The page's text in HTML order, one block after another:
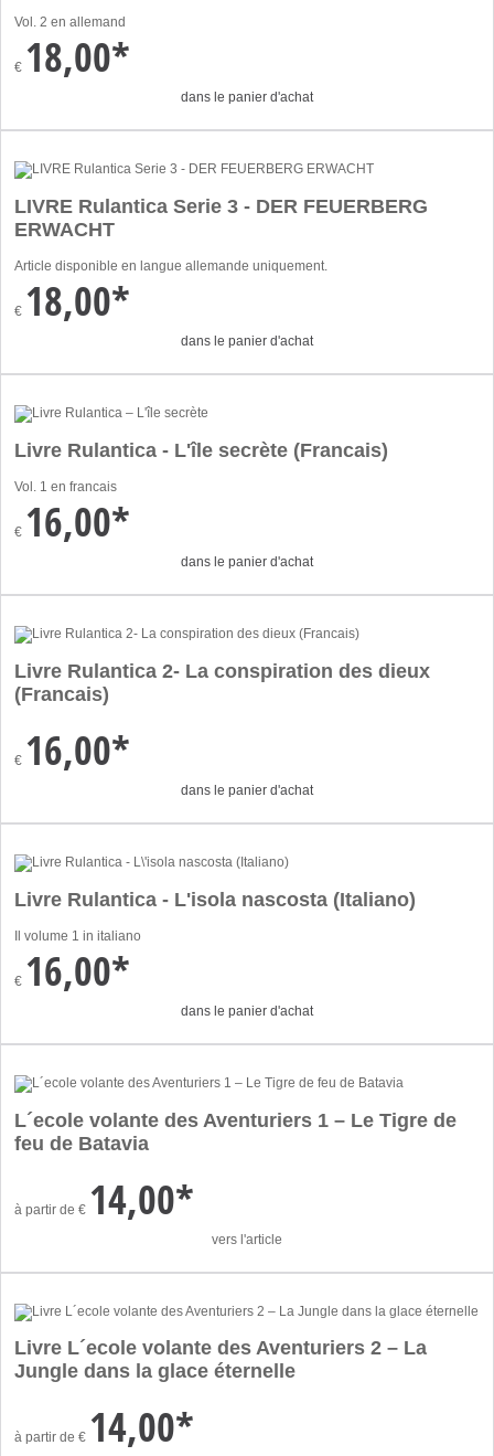
Vol. 2 en allemand
€ 18,00*
dans le panier d'achat
LIVRE Rulantica Serie 3 - DER FEUERBERG
ERWACHT
Article disponible en langue allemande uniquement.
€ 18,00*
dans le panier d'achat
Livre Rulantica - L'île secrète (Francais)
Vol. 1 en francais
€ 16,00*
dans le panier d'achat
Livre Rulantica 2- La conspiration des dieux
(Francais)
€ 16,00*
dans le panier d'achat
Livre Rulantica - L'isola nascosta (Italiano)
Il volume 1 in italiano
€ 16,00*
dans le panier d'achat
L´ecole volante des Aventuriers 1 – Le Tigre de
feu de Batavia
à partir de € 14,00*
vers l'article
Livre L´ecole volante des Aventuriers 2 – La
Jungle dans la glace éternelle
à partir de € 14,00*